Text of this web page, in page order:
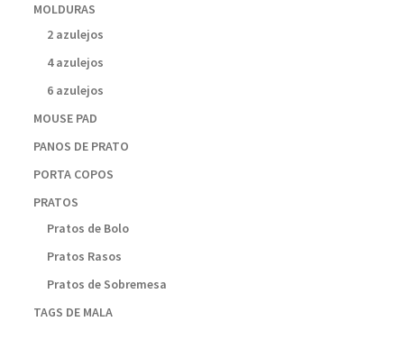
MOLDURAS
2 azulejos
4 azulejos
6 azulejos
MOUSE PAD
PANOS DE PRATO
PORTA COPOS
PRATOS
Pratos de Bolo
Pratos Rasos
Pratos de Sobremesa
TAGS DE MALA